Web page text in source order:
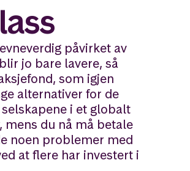
påvirket av
jo bare lavere, så
som igjen
alternativer for de
i et globalt
du nå må betale
noen problemer med
at flere har investert i